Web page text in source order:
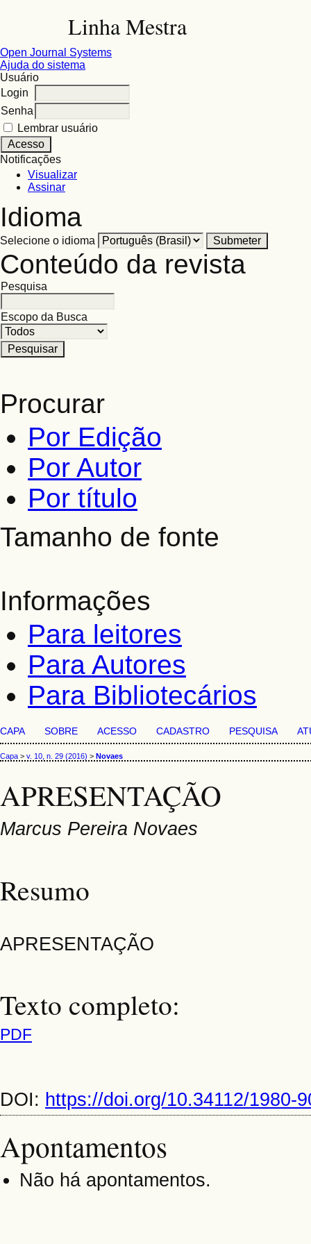
Linha Mestra
Open Journal Systems
Ajuda do sistema
Usuário
Login
Senha
Lembrar usuário
Notificações
Visualizar
Assinar
Idioma
Selecione o idioma
Conteúdo da revista
Pesquisa
Escopo da Busca
Procurar
Por Edição
Por Autor
Por título
Tamanho de fonte
Informações
Para leitores
Para Autores
Para Bibliotecários
CAPA SOBRE ACESSO CADASTRO PESQUISA
Capa > v. 10, n. 29 (2016) > Novaes
APRESENTAÇÃO
Marcus Pereira Novaes
Resumo
APRESENTAÇÃO
Texto completo:
PDF
DOI: https://doi.org/10.34112/1980-
Apontamentos
Não há apontamentos.